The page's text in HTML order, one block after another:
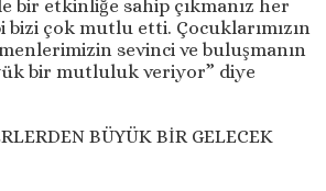
bir etkinliğe sahip çıkmanız her
bizi çok mutlu etti. Çocuklarımızın
sevinci ve buluşmanın
bir mutluluk veriyor” diye
BÜYÜK BİR GELECEK